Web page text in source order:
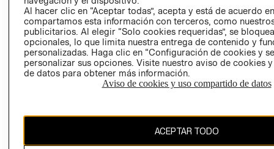
Colombia ($)
CAMBIAR REGIÓN
propiedad de H&M Hennes & Mauritz AB.
Al hacer clic en “Aceptar todas”, acepta y está de acuerdo
compartamos esta información con terceros, como
publicitarios. Al elegir “Solo cookies requeridas”, se
opcionales, lo que limita nuestra entrega de contenido y
personalizadas. Haga clic en “Configuración de cookies y
personalizar sus opciones. Visite nuestro aviso de cookies
de datos para obtener más información.
Aviso de cookies y uso compartido de datos
ACEPTAR TODO